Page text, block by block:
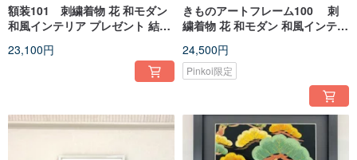
額装101 刺繍着物 花 和モダン
和風インテリア プレゼント 結婚
ンテリア made in japan
23,100円
きものアートフレーム100 刺
繍着物 花 和モダン 和風インテリ
寿祝 縁起物 額装インテリア
24,500円
Pinkoi限定